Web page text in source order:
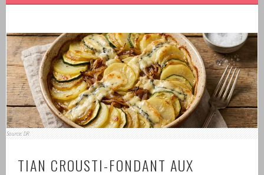
Source: DR
TIAN CROUSTI-FONDANT AUX